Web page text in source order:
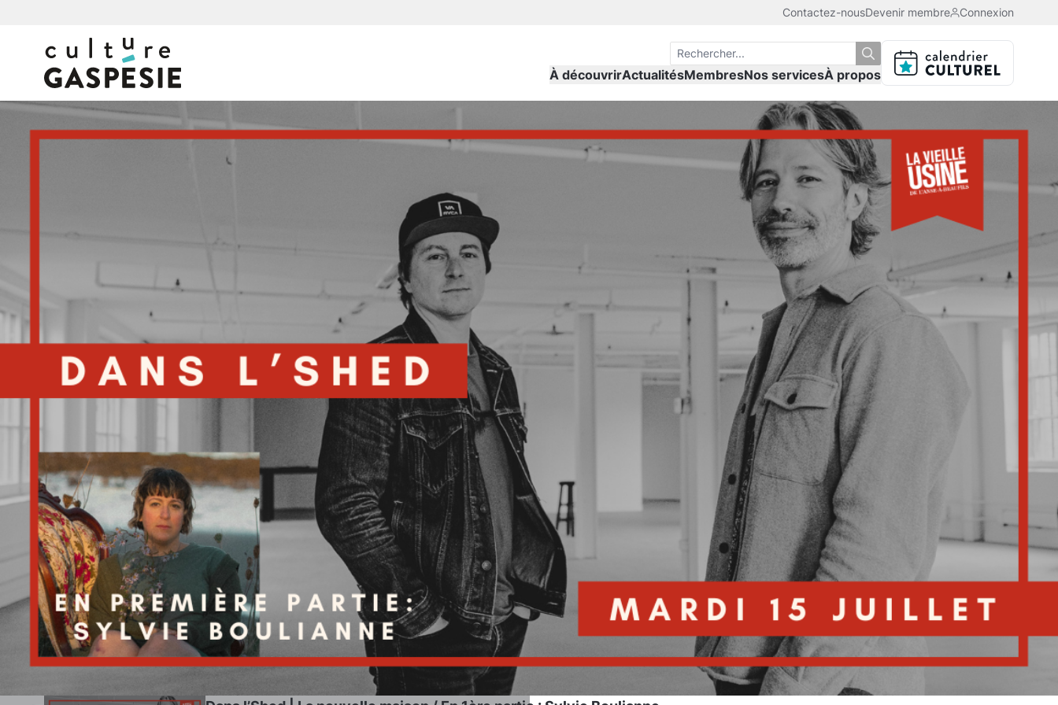
Contactez-nousDevenir membre Connexion
À découvrirActualitésMembresNos servicesÀ propos